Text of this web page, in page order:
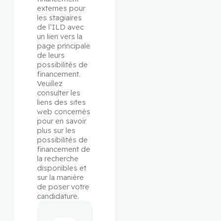
externes pour
les stagiaires
de l’ILD avec
un lien vers la
page principale
de leurs
possibilités de
financement.
Veuillez
consulter les
liens des sites
web concernés
pour en savoir
plus sur les
possibilités de
financement de
la recherche
disponibles et
sur la manière
de poser votre
candidature.